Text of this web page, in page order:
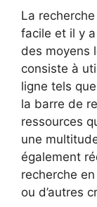
La
facile et il y
des moyens
consiste à
ligne tels
la barre de
ressources
une
également
recherche
ou d’autres